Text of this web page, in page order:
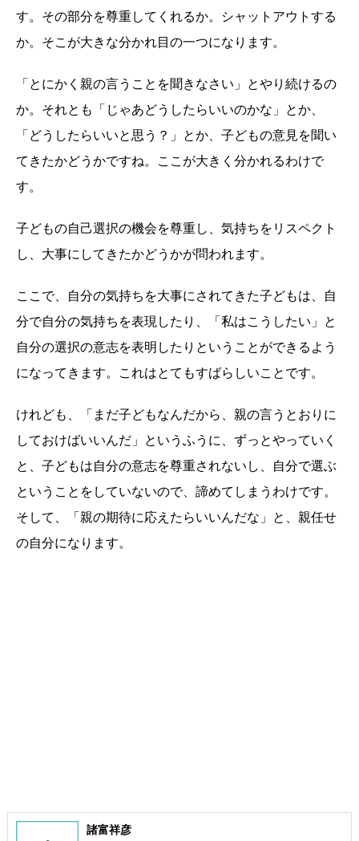
す。その部分を尊重してくれるか。シャットアウトする
か。そこが大きな分かれ目の一つになります。
「とにかく親の言うことを聞きなさい」とやり続けるの
か。それとも「じゃあどうしたらいいのかな」とか、
「どうしたらいいと思う？」とか、子どもの意見を聞い
てきたかどうかですね。ここが大きく分かれるわけで
す。
子どもの自己選択の機会を尊重し、気持ちをリスペクト
し、大事にしてきたかどうかが問われます。
ここで、自分の気持ちを大事にされてきた子どもは、自
分で自分の気持ちを表現したり、「私はこうしたい」と
自分の選択の意志を表明したりということができるよう
になってきます。これはとてもすばらしいことです。
けれども、「まだ子どもなんだから、親の言うとおりに
しておけばいいんだ」というふうに、ずっとやっていく
と、子どもは自分の意志を尊重されないし、自分で選ぶ
ということをしていないので、諦めてしまうわけです。
そして、「親の期待に応えたらいいんだな」と、親任せ
の自分になります。
諸富祥彦